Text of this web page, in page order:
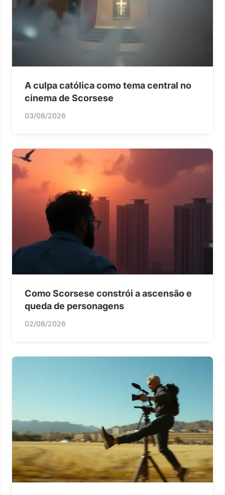
A culpa católica como tema central no
cinema de Scorsese
03/08/2026
Como Scorsese constrói a ascensão e
queda de personagens
02/08/2026